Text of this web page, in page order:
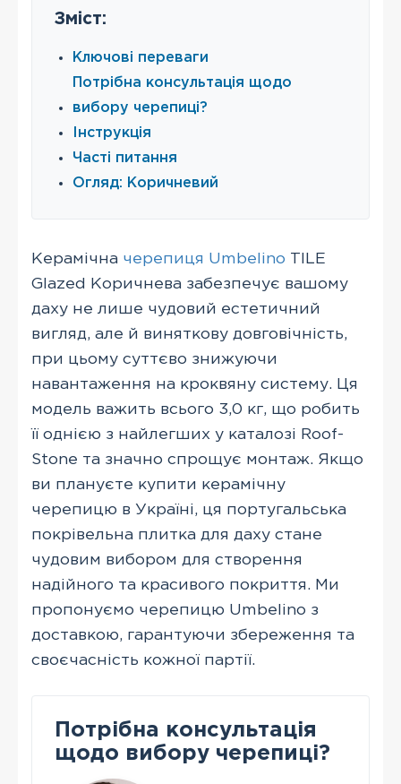
Зміст:
Ключові переваги
Потрібна консультація щодо
вибору черепиці?
Інструкція
Часті питання
Огляд: Коричневий
Керамічна черепиця Umbelino TILE
Glazed Коричнева забезпечує вашому
даху не лише чудовий естетичний
вигляд, але й виняткову довговічність,
при цьому суттєво знижуючи
навантаження на кроквяну систему. Ця
модель важить всього 3,0 кг, що робить
її однією з найлегших у каталозі Roof-
Stone та значно спрощує монтаж. Якщо
ви плануєте купити керамічну
черепицю в Україні, ця португальська
покрівельна плитка для даху стане
чудовим вибором для створення
надійного та красивого покриття. Ми
пропонуємо черепицю Umbelino з
доставкою, гарантуючи збереження та
своєчасність кожної партії.
Потрібна консультація
щодо вибору черепиці?